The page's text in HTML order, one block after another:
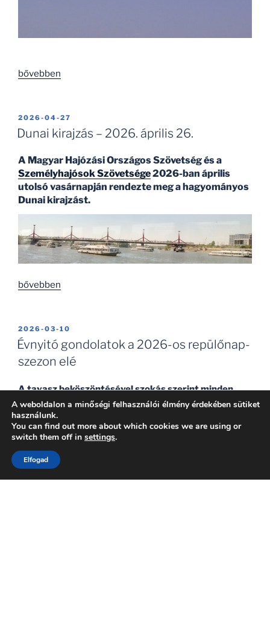
„Választás
változás
előtt
merre
tovább?”
bővebben
BEKÜLDVE:
2026-04-27
Dunai kirajzás – 2026. április 26.
A Magyar Hajózási Országos Szövetség és a
Személyhajósok Szövetsége2026-ban április
utolsó vasárnapján rendezte meg a hagyományos
Dunai kirajzást.
„Dunai
2026.
április
26.”
bővebben
BEKÜLDVE:
2026-03-10
Évnyitó gondolatok a 2026-os repülőnap-
szezon elé
A tavasz beköszöntésével szokás szerint minden
évben kinyílnak a hangárajtók, felszállnak a
repülőgépek és jó esetben elkezdődnek a háttérben
azok a szervezői munkálatok is, amelyek révén a
országszerte. Legalábbis jó esetben.
A weboldalon a minőségi felhasználói élmény érdekében sütiket
használunk.
You can find out more about which cookies we are using or
switch them off in settings.
Elfogad